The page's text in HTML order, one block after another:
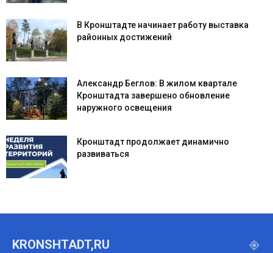
В Кронштадте начинает работу выставка
районных достижений
Александр Беглов: В жилом квартале
Кронштадта завершено обновление
наружного освещения
Кронштадт продолжает динамично
развиваться
KRONSHTADT,RU